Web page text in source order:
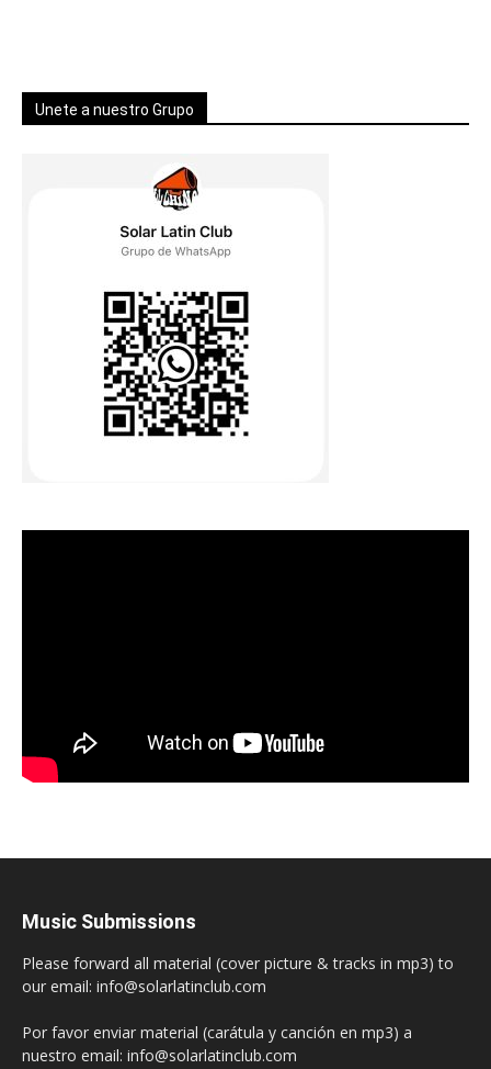
Unete a nuestro Grupo
Music Submissions
Please forward all material (cover picture & tracks in mp3) to
our email: info@solarlatinclub.com
Por favor enviar material (carátula y canción en mp3) a
nuestro email: info@solarlatinclub.com